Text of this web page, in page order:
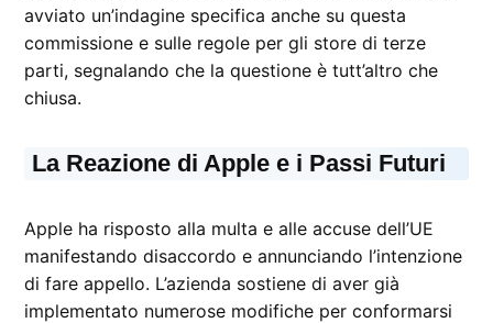
avviato un’indagine specifica anche su questa
commissione e sulle regole per gli store di terze
parti, segnalando che la questione è tutt’altro che
chiusa.
La Reazione di Apple e i Passi Futuri
Apple ha risposto alla multa e alle accuse dell’UE
manifestando disaccordo e annunciando l’intenzione
di fare appello. L’azienda sostiene di aver già
implementato numerose modifiche per conformarsi